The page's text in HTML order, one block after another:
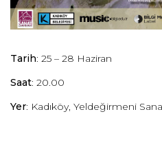
Tarih: 25 – 28 Haziran
Saat: 20.00
Yer: Kadıköy, Yeldeğirmeni